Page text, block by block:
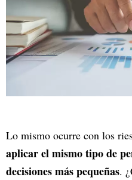
Lo mismo ocurre con los
aplicar el mismo tipo de
decisiones más pequeñas.